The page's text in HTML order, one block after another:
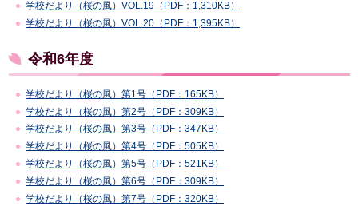
学校だより（桜の風）VOL.19（PDF：1,310KB）
学校だより（桜の風）VOL.20（PDF：1,395KB）
令和6年度
学校だより（桜の風）第1号（PDF：165KB）
学校だより（桜の風）第2号（PDF：309KB）
学校だより（桜の風）第3号（PDF：347KB）
学校だより（桜の風）第4号（PDF：505KB）
学校だより（桜の風）第5号（PDF：521KB）
学校だより（桜の風）第6号（PDF：309KB）
学校だより（桜の風）第7号（PDF：320KB）